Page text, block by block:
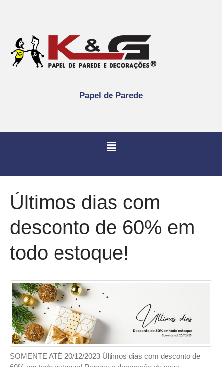
Papel de Parede
Últimos dias com
desconto de 60% em
todo estoque!
SOMENTE ATÉ 20/12/2023 Últimos dias com desconto de